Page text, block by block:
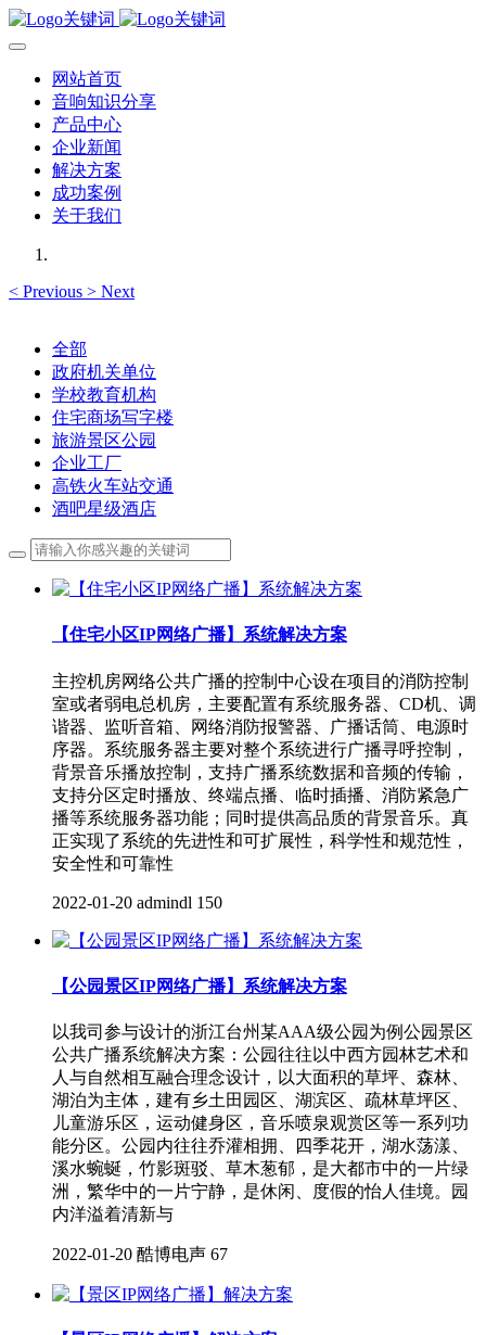
网站首页
音响知识分享
产品中心
企业新闻
解决方案
成功案例
关于我们
< Previous > Next
全部
政府机关单位
学校教育机构
住宅商场写字楼
旅游景区公园
企业工厂
高铁火车站交通
酒吧星级酒店
【住宅小区IP网络广播】系统解决方案
主控机房网络公共广播的控制中心设在项目的消防控制
室或者弱电总机房，主要配置有系统服务器、CD机、调
谐器、监听音箱、网络消防报警器、广播话筒、电源时
序器。系统服务器主要对整个系统进行广播寻呼控制，
背景音乐播放控制，支持广播系统数据和音频的传输，
支持分区定时播放、终端点播、临时插播、消防紧急广
播等系统服务器功能；同时提供高品质的背景音乐。真
正实现了系统的先进性和可扩展性，科学性和规范性，
安全性和可靠性
2022-01-20 admindl 150
【公园景区IP网络广播】系统解决方案
以我司参与设计的浙江台州某AAA级公园为例公园景区
公共广播系统解决方案：公园往往以中西方园林艺术和
人与自然相互融合理念设计，以大面积的草坪、森林、
湖泊为主体，建有乡土田园区、湖滨区、疏林草坪区、
儿童游乐区，运动健身区，音乐喷泉观赏区等一系列功
能分区。公园内往往乔灌相拥、四季花开，湖水荡漾、
溪水蜿蜒，竹影斑驳、草木葱郁，是大都市中的一片绿
洲，繁华中的一片宁静，是休闲、度假的怡人佳境。园
内洋溢着清新与
2022-01-20 酷博电声 67